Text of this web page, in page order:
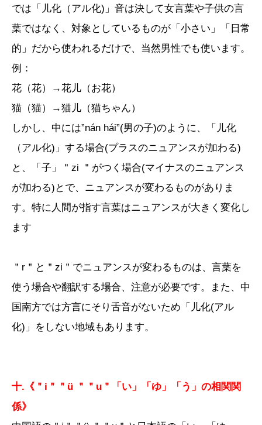
では「儿化（アル化)」音は決して女言葉や子供の言
葉ではなく、対象としているものが「小さい」「日常
的」だから使われるだけで、当然男性でも使います。
例：
花（花）→花儿（お花）
猫（猫）→猫儿（猫ちゃん）
しかし、中には”nán hái”(男の子)のように、「儿化
（アル化)」する場合(プラスのニュアンスが加わる)
と、「子」＂zi ＂がつく場合(マイナスのニュアンス
が加わる)とで、ニュアンスが変わるものがありま
す。特に人間が指す言葉はニュアンスが大きく変化し
ます
＂r＂と＂zi＂でニュアンスが変わるものは、言葉を
使う場合や翻訳する場合、注意が必要です。また、中
国南方では方言にそり舌音がないため「儿化(アル
化)」をしない地域もあります。
十.《＂i＂＂ü ＂＂u＂「い」「ゆ」「う」の相関関
係》